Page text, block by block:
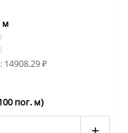
м
14908.29₽
пог. м)
+